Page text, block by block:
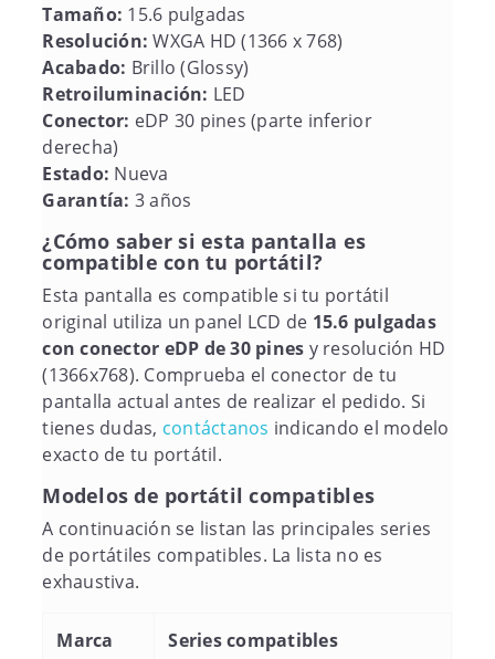
Tamaño: 15.6 pulgadas
Resolución: WXGA HD (1366 x 768)
Acabado: Brillo (Glossy)
Retroiluminación: LED
Conector: eDP 30 pines (parte inferior
derecha)
Estado: Nueva
Garantía: 3 años
¿Cómo saber si esta pantalla es
compatible con tu portátil?
Esta pantalla es compatible si tu portátil
original utiliza un panel LCD de 15.6 pulgadas
con conector eDP de 30 pines y resolución HD
(1366x768). Comprueba el conector de tu
pantalla actual antes de realizar el pedido. Si
tienes dudas, contáctanos indicando el modelo
exacto de tu portátil.
Modelos de portátil compatibles
A continuación se listan las principales series
de portátiles compatibles. La lista no es
exhaustiva.
Marca Series compatibles